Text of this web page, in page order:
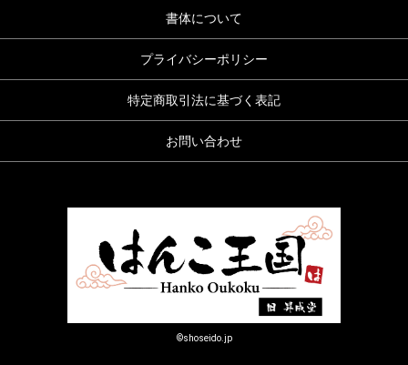
書体について
プライバシーポリシー
特定商取引法に基づく表記
お問い合わせ
©shoseido.jp